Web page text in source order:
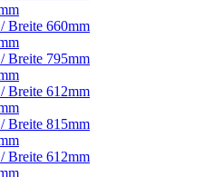
Breite 660mm
Breite 795mm
Breite 612mm
Breite 815mm
Breite 612mm